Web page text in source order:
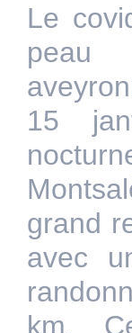
Le
15
grand
avec
km.